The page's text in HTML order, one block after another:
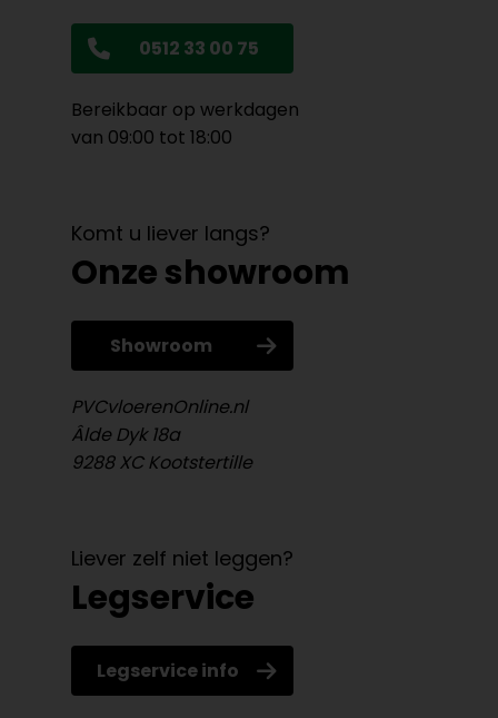
0512 33 00 75
Bereikbaar op werkdagen
van 09:00 tot 18:00
Komt u liever langs?
Onze showroom
Showroom
PVCvloerenOnline.nl
Âlde Dyk 18a
9288 XC Kootstertille
Liever zelf niet leggen?
Legservice
Legservice info